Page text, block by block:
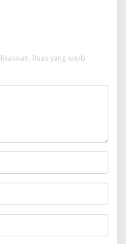
Ruas yang wajib